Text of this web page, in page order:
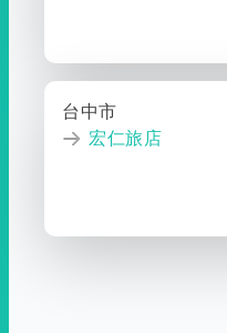
台中市
宏仁旅店